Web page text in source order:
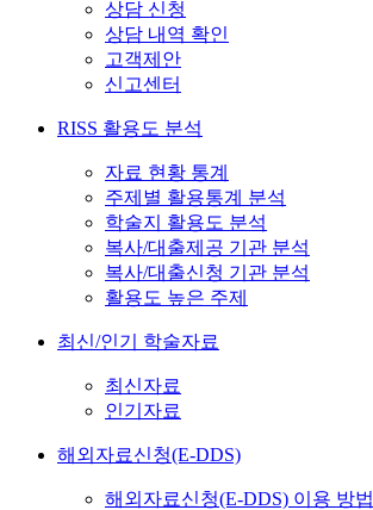
상담 신청
상담 내역 확인
고객제안
신고센터
RISS 활용도 분석
자료 현황 통계
주제별 활용통계 분석
학술지 활용도 분석
복사/대출제공 기관 분석
복사/대출신청 기관 분석
활용도 높은 주제
최신/인기 학술자료
최신자료
인기자료
해외자료신청(E-DDS)
해외자료신청(E-DDS) 이용 방법